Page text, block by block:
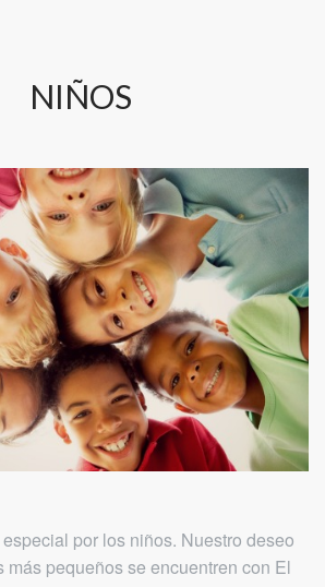
NIÑOS
por los niños. Nuestro deseo
más pequeños se encuentren con El